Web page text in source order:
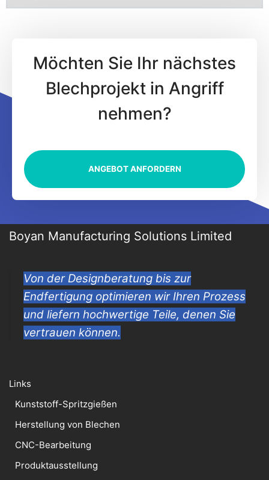
Möchten Sie Ihr nächstes
Blechprojekt in Angriff
nehmen?
ANGEBOT ANFORDERN
Boyan Manufacturing Solutions Limited
Von der Designberatung bis zur
Endfertigung optimieren wir Ihren Prozess
und liefern hochwertige Teile, denen Sie
vertrauen können.
Links
Kunststoff-Spritzgießen
Herstellung von Blechen
CNC-Bearbeitung
Produktausstellung